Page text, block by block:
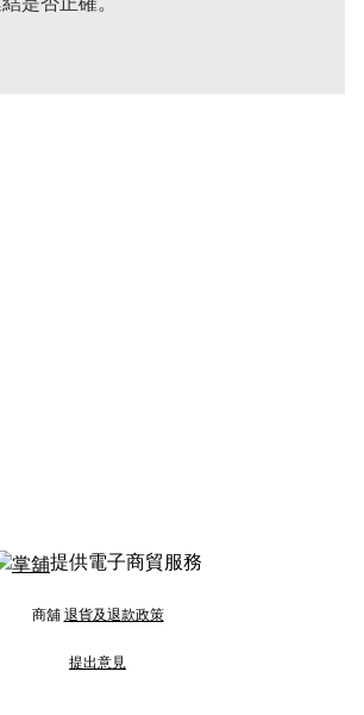
提供電子商貿服務
商舖 退貨及退款政策
提出意見